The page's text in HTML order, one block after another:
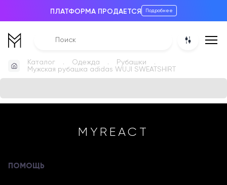
ПЛАТФОРМА ПРОДАЕТСЯ Подробнее
Каталог Одежда
Рубашки
Мужская рубашка adidas WUJI SWEATSHIRT
MYREACT
ПОМОЩЬ